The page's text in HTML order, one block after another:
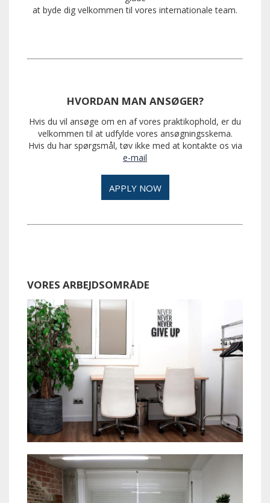
at byde dig velkommen til vores internationale team.
HVORDAN MAN ANSØGER?
Hvis du vil ansøge om en af vores praktikophold, er du
velkommen til at udfylde vores ansøgningsskema.
Hvis du har spørgsmål, tøv ikke med at kontakte os via
e-mail
APPLY NOW
VORES ARBEJDSOMRÅDE